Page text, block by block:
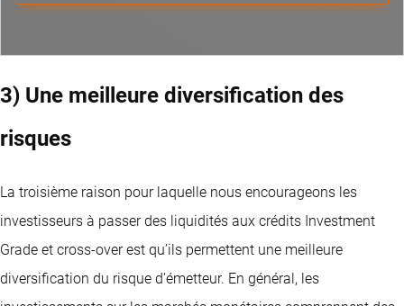
3) Une meilleure diversification des
risques
La troisième raison pour laquelle nous encourageons les
investisseurs à passer des liquidités aux crédits Investment
Grade et cross-over est qu’ils permettent une meilleure
diversification du risque d’émetteur. En général, les